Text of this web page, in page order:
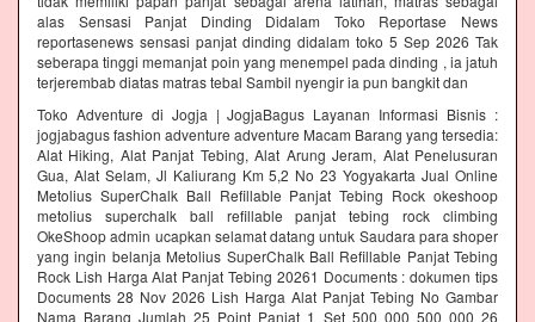
alas Sensasi Panjat Dinding Didalam Toko Reportase News
reportasenews sensasi panjat dinding didalam toko 5 Sep 2026 Tak
seberapa tinggi memanjat poin yang menempel pada dinding , ia jatuh
terjerembab diatas matras tebal Sambil nyengir ia pun bangkit dan
Toko Adventure di Jogja | JogjaBagus Layanan Informasi Bisnis :
jogjabagus fashion adventure adventure Macam Barang yang tersedia:
Alat Hiking, Alat Panjat Tebing, Alat Arung Jeram, Alat Penelusuran
Gua, Alat Selam, Jl Kaliurang Km 5,2 No 23 Yogyakarta Jual Online
Metolius SuperChalk Ball Refillable Panjat Tebing Rock okeshoop
metolius superchalk ball refillable panjat tebing rock climbing
OkeShoop admin ucapkan selamat datang untuk Saudara para shoper
yang ingin belanja Metolius SuperChalk Ball Refillable Panjat Tebing
Rock Lish Harga Alat Panjat Tebing 20261 Documents : dokumen tips
Documents 28 Nov 2026 Lish Harga Alat Panjat Tebing No Gambar
Nama Barang Jumlah 25 Point Panjat 1 Set 500 000 500 000 26